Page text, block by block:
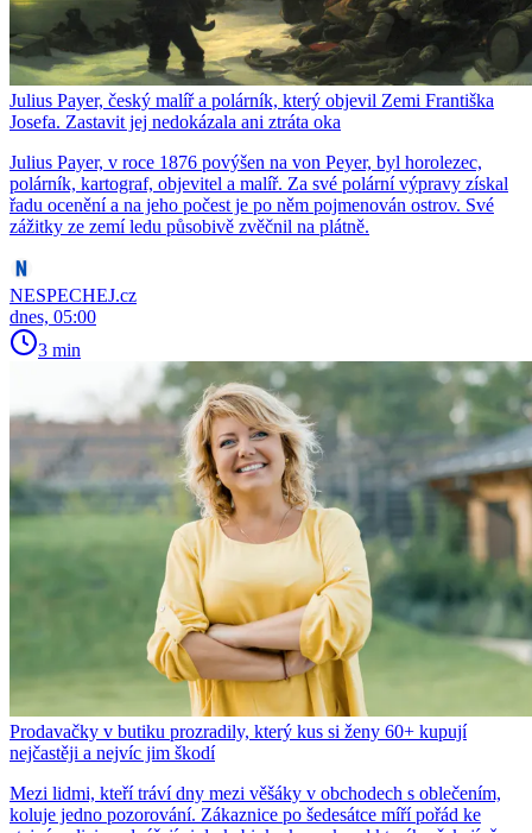
Julius Payer, český malíř a polárník, který objevil Zemi Františka
Josefa. Zastavit jej nedokázala ani ztráta oka
Julius Payer, v roce 1876 povýšen na von Peyer, byl horolezec,
polárník, kartograf, objevitel a malíř. Za své polární výpravy získal
řadu ocenění a na jeho počest je po něm pojmenován ostrov. Své
zážitky ze zemí ledu působivě zvěčnil na plátně.
NESPECHEJ.cz
dnes, 05:00
3 min
Prodavačky v butiku prozradily, který kus si ženy 60+ kupují
nejčastěji a nejvíc jim škodí
Mezi lidmi, kteří tráví dny mezi věšáky v obchodech s oblečením,
koluje jedno pozorování. Zákaznice po šedesátce míří pořád ke